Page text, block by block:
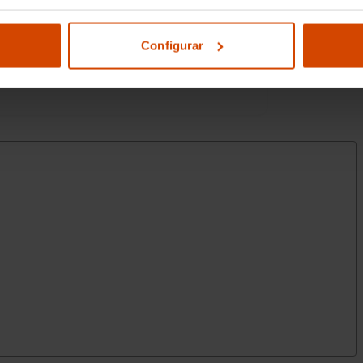
Configurar
línea con cuatro válvulas por cilindro,
de compresión: 11,0 y distribución
g/km CO2 (combinado)